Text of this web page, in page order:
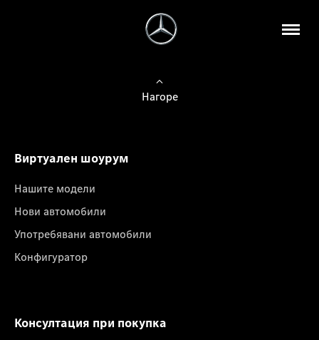
Нагоре
Виртуален шоурум
Нашите модели
Нови автомобили
Употребявани автомобили
Конфигуратор
Консултация при покупка